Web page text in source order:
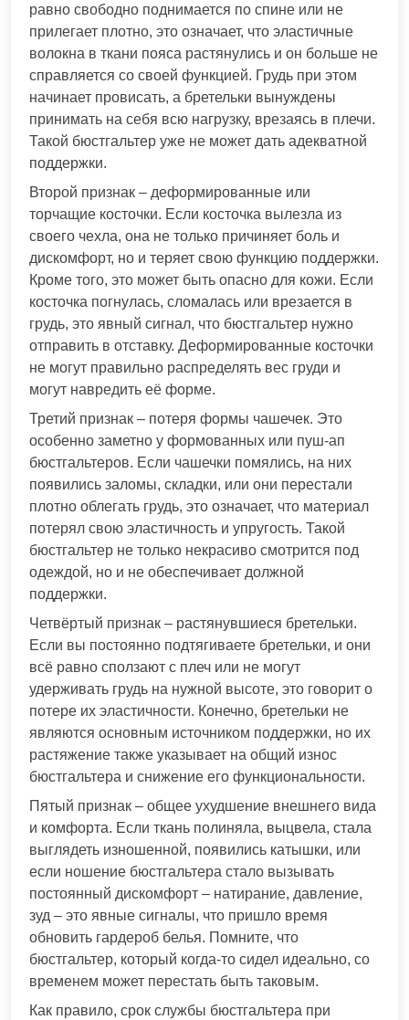
равно свободно поднимается по спине или не
прилегает плотно, это означает, что эластичные
волокна в ткани пояса растянулись и он больше не
справляется со своей функцией. Грудь при этом
начинает провисать, а бретельки вынуждены
принимать на себя всю нагрузку, врезаясь в плечи.
Такой бюстгальтер уже не может дать адекватной
поддержки.
Второй признак – деформированные или
торчащие косточки. Если косточка вылезла из
своего чехла, она не только причиняет боль и
дискомфорт, но и теряет свою функцию поддержки.
Кроме того, это может быть опасно для кожи. Если
косточка погнулась, сломалась или врезается в
грудь, это явный сигнал, что бюстгальтер нужно
отправить в отставку. Деформированные косточки
не могут правильно распределять вес груди и
могут навредить её форме.
Третий признак – потеря формы чашечек. Это
особенно заметно у формованных или пуш-ап
бюстгальтеров. Если чашечки помялись, на них
появились заломы, складки, или они перестали
плотно облегать грудь, это означает, что материал
потерял свою эластичность и упругость. Такой
бюстгальтер не только некрасиво смотрится под
одеждой, но и не обеспечивает должной
поддержки.
Четвёртый признак – растянувшиеся бретельки.
Если вы постоянно подтягиваете бретельки, и они
всё равно сползают с плеч или не могут
удерживать грудь на нужной высоте, это говорит о
потере их эластичности. Конечно, бретельки не
являются основным источником поддержки, но их
растяжение также указывает на общий износ
бюстгальтера и снижение его функциональности.
Пятый признак – общее ухудшение внешнего вида
и комфорта. Если ткань полиняла, выцвела, стала
выглядеть изношенной, появились катышки, или
если ношение бюстгальтера стало вызывать
постоянный дискомфорт – натирание, давление,
зуд – это явные сигналы, что пришло время
обновить гардероб белья. Помните, что
бюстгальтер, который когда-то сидел идеально, со
временем может перестать быть таковым.
Как правило, срок службы бюстгальтера при